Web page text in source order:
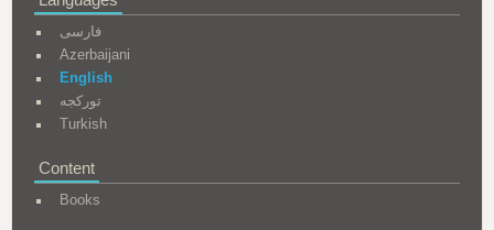
فارسی
Azerbaijani
English
تورکجه
Turkish
Content
Books